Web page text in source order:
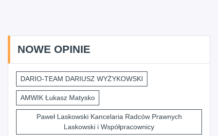
NOWE OPINIE
DARIO-TEAM DARIUSZ WYŻYKOWSKI
AMWIK Łukasz Matysko
Paweł Laskowski Kancelaria Radców Prawnych
Laskowski i Współpracownicy